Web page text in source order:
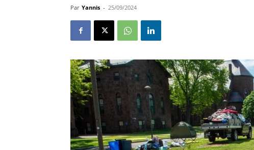
Par Yannis - 25/09/2024